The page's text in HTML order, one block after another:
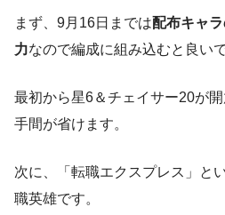
まず、9月16日までは配布キャ
力なので編成に組み込むと良い
最初から星6＆チェイサー20が
手間が省けます。
次に、「転職エクスプレス」と
職英雄です。